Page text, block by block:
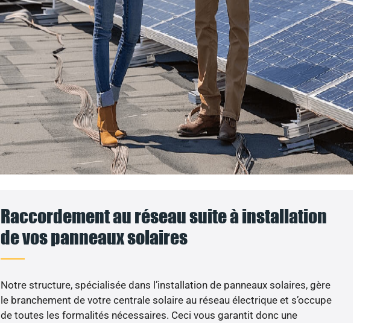
Raccordement au réseau suite à installation
de vos panneaux solaires
Notre structure, spécialisée dans l’installation de panneaux solaires, gère
le branchement de votre centrale solaire au réseau électrique et s’occupe
de toutes les formalités nécessaires. Ceci vous garantit donc une